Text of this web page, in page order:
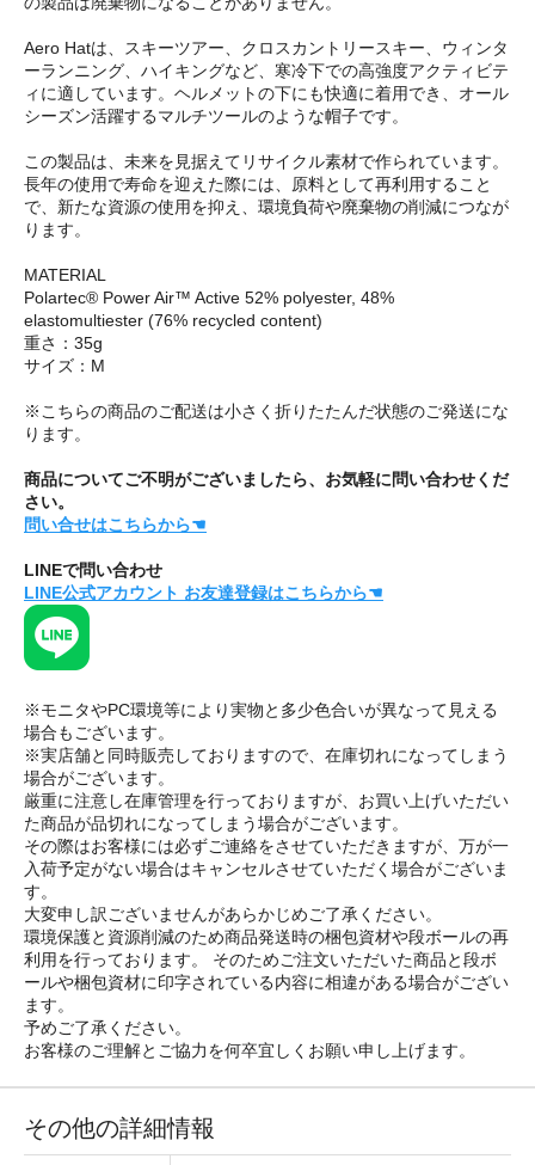
Aero Hatは、スキーツアー、クロスカントリースキー、ウィンタ
ーランニング、ハイキングなど、寒冷下での高強度アクティビテ
ィに適しています。ヘルメットの下にも快適に着用でき、オール
シーズン活躍するマルチツールのような帽子です。
この製品は、未来を見据えてリサイクル素材で作られています。
長年の使用で寿命を迎えた際には、原料として再利用すること
で、新たな資源の使用を抑え、環境負荷や廃棄物の削減につなが
ります。
MATERIAL
Polartec® Power Air™ Active 52% polyester, 48%
elastomultiester (76% recycled content)
重さ：35g
サイズ：M
※こちらの商品のご配送は小さく折りたたんだ状態のご発送にな
ります。
商品についてご不明がございましたら、お気軽に問い合わせくだ
さい。
問い合せはこちらから☚
LINEで問い合わせ
LINE公式アカウント お友達登録はこちらから☚
※モニタやPC環境等により実物と多少色合いが異なって見える
場合もございます。
※実店舗と同時販売しておりますので、在庫切れになってしまう
場合がございます。
厳重に注意し在庫管理を行っておりますが、お買い上げいただい
た商品が品切れになってしまう場合がございます。
その際はお客様には必ずご連絡をさせていただきますが、万が一
入荷予定がない場合はキャンセルさせていただく場合がございま
す。
大変申し訳ございませんがあらかじめご了承ください。
環境保護と資源削減のため商品発送時の梱包資材や段ボールの再
利用を行っております。 そのためご注文いただいた商品と段ボ
ールや梱包資材に印字されている内容に相違がある場合がござい
ます。
予めご了承ください。
お客様のご理解とご協力を何卒宜しくお願い申し上げます。
その他の詳細情報